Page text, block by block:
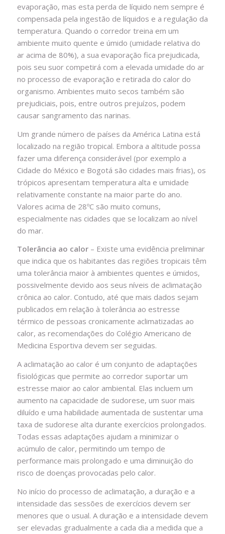
evaporação, mas esta perda de líquido nem sempre é
compensada pela ingestão de líquidos e a regulação da
temperatura. Quando o corredor treina em um
ambiente muito quente e úmido (umidade relativa do
ar acima de 80%), a sua evaporação fica prejudicada,
pois seu suor competirá com a elevada umidade do ar
no processo de evaporação e retirada do calor do
organismo. Ambientes muito secos também são
prejudiciais, pois, entre outros prejuízos, podem
causar sangramento das narinas.
Um grande número de países da América Latina está
localizado na região tropical. Embora a altitude possa
fazer uma diferença considerável (por exemplo a
Cidade do México e Bogotá são cidades mais frias), os
trópicos apresentam temperatura alta e umidade
relativamente constante na maior parte do ano.
Valores acima de 28ºC são muito comuns,
especialmente nas cidades que se localizam ao nível
do mar.
Tolerância ao calor– Existe uma evidência preliminar
que indica que os habitantes das regiões tropicais têm
uma tolerância maior à ambientes quentes e úmidos,
possivelmente devido aos seus níveis de aclimatação
crônica ao calor. Contudo, até que mais dados sejam
publicados em relação à tolerância ao estresse
térmico de pessoas cronicamente aclimatizadas ao
calor, as recomendações do Colégio Americano de
Medicina Esportiva devem ser seguidas.
A aclimatação ao calor é um conjunto de adaptações
fisiológicas que permite ao corredor suportar um
estresse maior ao calor ambiental. Elas incluem um
aumento na capacidade de sudorese, um suor mais
diluído e uma habilidade aumentada de sustentar uma
taxa de sudorese alta durante exercícios prolongados.
Todas essas adaptações ajudam a minimizar o
acúmulo de calor, permitindo um tempo de
performance mais prolongado e uma diminuição do
risco de doenças provocadas pelo calor.
No início do processo de aclimatação, a duração e a
intensidade das sessões de exercícios devem ser
menores que o usual. A duração e a intensidade devem
ser elevadas gradualmente a cada dia a medida que a